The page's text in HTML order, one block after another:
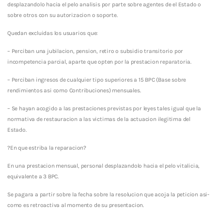
desplazandolo hacia el pelo analisis por parte sobre agentes de el Estado o
sobre otros con su autorizacion o soporte.
Quedan excluidas los usuarios que:
– Perciban una jubilacion, pension, retiro o subsidio transitorio por
incompetencia parcial, aparte que opten por la prestacion reparatoria.
– Perciban ingresos de cualquier tipo superiores a 15 BPC (Base sobre
rendimientos asi­ como Contribuciones) mensuales.
– Se hayan acogido a las prestaciones previstas por leyes tales igual que la
normativa de restauracion a las victimas de la actuacion ilegitima del
Estado.
?En que estriba la reparacion?
En una prestacion mensual, personal desplazandolo hacia el pelo vitalicia,
equivalente a 3 BPC.
Se pagara a partir sobre la fecha sobre la resolucion que acoja la peticion asi­
como es retroactiva al momento de su presentacion.